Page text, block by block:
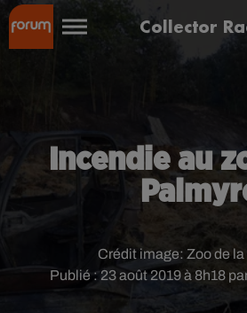
Collector
Incendie au
Publié : 23 août 2019 à 8h18
Crédit image: Zoo de